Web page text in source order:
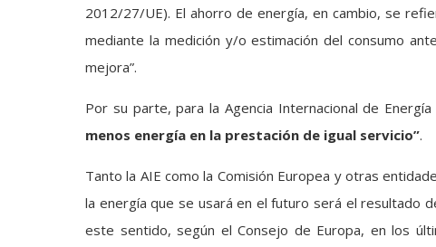
2012/27/UE). El ahorro de energía, en cambio, se
mediante la medición y/o estimación del consumo
mejora”.
Por su parte, para la Agencia Internacional de
menos energía en la prestación de igual servicio”.
Tanto la AIE como la Comisión Europea y otras
la energía que se usará en el futuro será el resultado
este sentido, según el Consejo de Europa, en los